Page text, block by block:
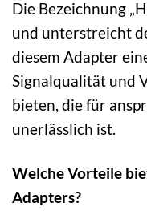
Die Bezeichnung
und unterstreicht
diesem Adapter
Signalqualität und
bieten, die für
unerlässlich ist.
Welche Vorteile
Adapters?